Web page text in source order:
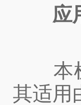
应
本机
其适用